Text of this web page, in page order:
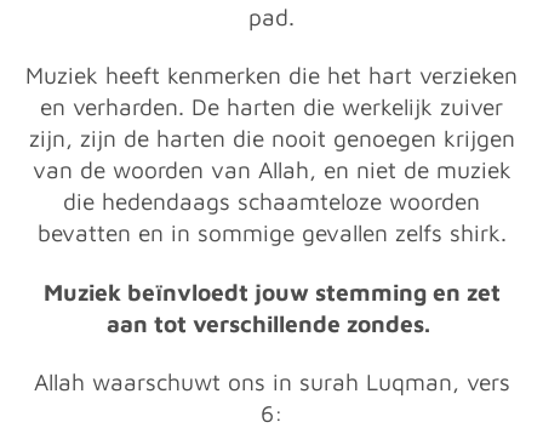
pad.
Muziek heeft kenmerken die het hart verzieken
en verharden. De harten die werkelijk zuiver
zijn, zijn de harten die nooit genoegen krijgen
van de woorden van Allah, en niet de muziek
die hedendaags schaamteloze woorden
bevatten en in sommige gevallen zelfs shirk.
Muziek beïnvloedt jouw stemming en zet
aan tot verschillende zondes.
Allah waarschuwt ons in surah Luqman, vers
6: